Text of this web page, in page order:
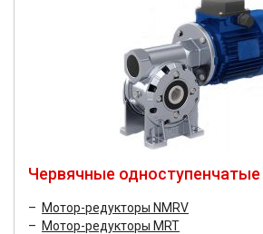
Червячные одноступенчатые
Мотор-редукторы NMRV
Мотор-редукторы MRT